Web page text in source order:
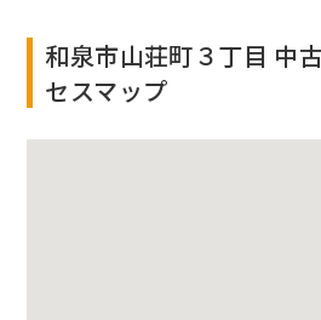
和泉市山荘町３丁目 中
セスマップ